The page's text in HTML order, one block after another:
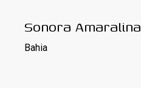
Sonora Amaralina
Bahia